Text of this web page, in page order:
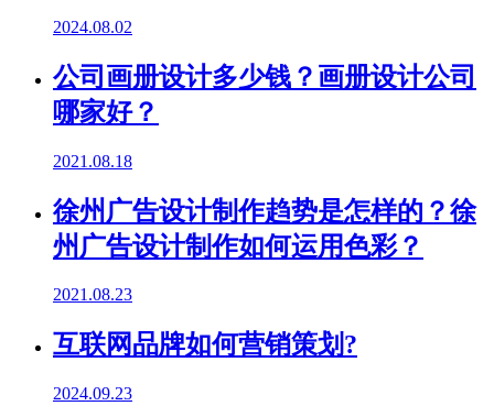
2024.08.02
公司画册设计多少钱？画册设计公司
哪家好？
2021.08.18
徐州广告设计制作趋势是怎样的？徐
州广告设计制作如何运用色彩？
2021.08.23
互联网品牌如何营销策划?
2024.09.23